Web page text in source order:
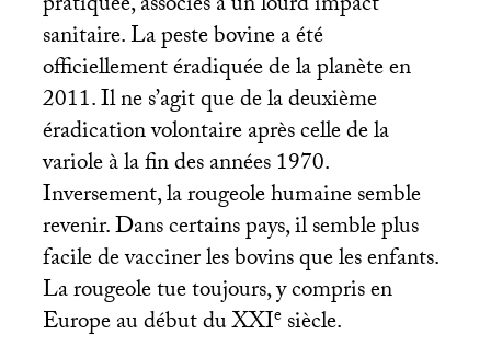
sanitaire. La peste bovine a été
officiellement éradiquée de la planète en
2011. Il ne s’agit que de la deuxième
éradication volontaire après celle de la
variole à la fin des années 1970.
Inversement, la rougeole humaine semble
revenir. Dans certains pays, il semble plus
facile de vacciner les bovins que les enfants.
La rougeole tue toujours, y compris en
Europe au début duXXIesiècle.